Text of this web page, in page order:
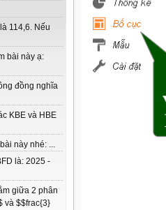
114,6. Nếu
bài này ạ:
đồng nghĩa
KBE và HBE
này nhé: ...
là: 2025 -
giữa 2 phân
và $$frac{3}